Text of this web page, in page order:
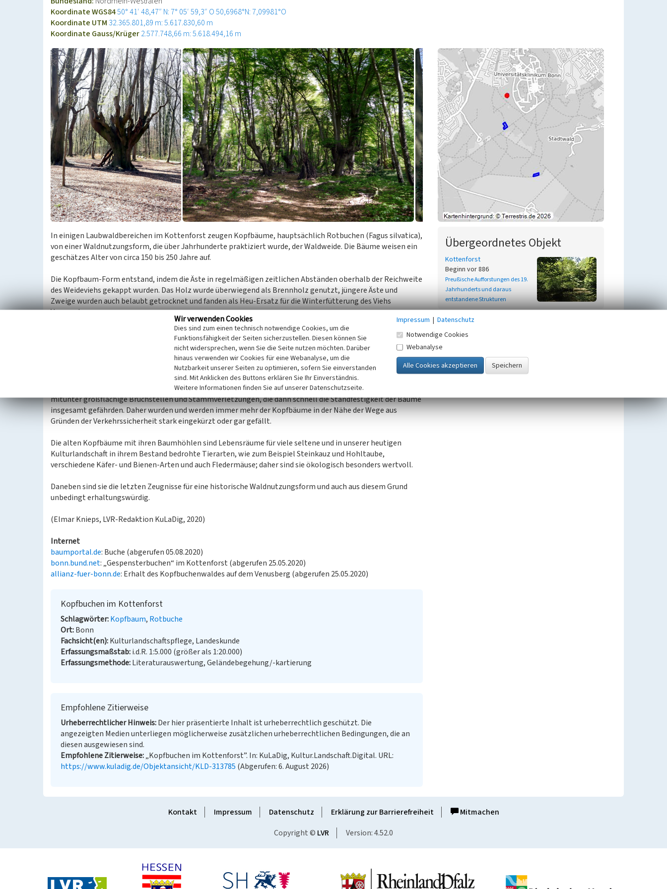
Koordinate WGS8450° 41′ 48,47″ N: 7° 05′ 59,3″ O50,6968°N: 7,09981°O
Koordinate UTM 32.365.801,89 m: 5.617.830,60 m
Koordinate Gauss/Krüger2.577.748,66 m: 5.618.494,16 m
In einigen Laubwaldbereichen im Kottenforst zeugen Kopfbäume, hauptsächlich Rotbuchen (Fagus silvatica),
von einer Waldnutzungsform, die über Jahrhunderte praktiziert wurde, der Waldweide. Die Bäume weisen ein
geschätzes Alter von circa 150 bis 250 Jahre auf.
Die Kopfbaum-Form entstand, indem die Äste in regelmäßigen zeitlichen Abständen oberhalb der Reichweite
des Weideviehs gekappt wurden. Das Holz wurde überwiegend als Brennholz genutzt, jüngere Äste und
Zweige wurden auch belaubt getrocknet und fanden als Heu-Ersatz für die Winterfütterung des Viehs
Verwendung.
Durch die Aufgabe der Waldweide und der Nutzung der Kopfbäume haben diese zum Teil Wuchsbilder
entwickelt, die eher baumuntypisch anmuten; hieraus leitet sich die volkstümliche Bezeichnung der oft sehr
imposanten Baumindividuen als „Gespensterbuchen“ ab.
Eine weitere, eher negative Folge der Nutzungsaufgabe ist das ungebremste Kronenwachstum, was
irgendwann für den Baum zu einem statischen Problem wird. Wenn die großen Äste brechen, entstehen
mitunter großflächige Bruchstellen und Stammverletzungen, die dann schnell die Standfestigkeit der Bäume
insgesamt gefährden. Daher wurden und werden immer mehr der Kopfbäume in der Nähe der Wege aus
Gründen der Verkehrssicherheit stark eingekürzt oder gar gefällt.
Die alten Kopfbäume mit ihren Baumhöhlen sind Lebensräume für viele seltene und in unserer heutigen
Kulturlandschaft in ihrem Bestand bedrohte Tierarten, wie zum Beispiel Steinkauz und Hohltaube,
verschiedene Käfer- und Bienen-Arten und auch Fledermäuse; daher sind sie ökologisch besonders wertvoll.
Daneben sind sie die letzten Zeugnisse für eine historische Waldnutzungsform und auch aus diesem Grund
unbedingt erhaltungswürdig.
(Elmar Knieps, LVR-Redaktion KuLaDig, 2020)
Internet
baumportal.de: Buche (abgerufen 05.08.2020)
bonn.bund.net: „Gespensterbuchen“ im Kottenforst (abgerufen 25.05.2020)
allianz-fuer-bonn.de: Erhalt des Kopfbuchenwaldes auf dem Venusberg (abgerufen 25.05.2020)
Kopfbuchen im Kottenforst
Schlagwörter Kopfbaum Rotbuche
Ort Bonn
Fachsicht(en) Kulturlandschaftspflege, Landeskunde
Erfassungsmaßstab i.d.R. 1:5.000 (größer als 1:20.000)
Erfassungsmethode Literaturauswertung, Geländebegehung/-kartierung
Empfohlene Zitierweise
Urheberrechtlicher Hinweis Der hier präsentierte Inhalt ist urheberrechtlich geschützt. Die
angezeigten Medien unterliegen möglicherweise zusätzlichen urheberrechtlichen Bedingungen, die an
diesen ausgewiesen sind.
Empfohlene Zitierweise „Kopfbuchen im Kottenforst”. In: KuLaDig, Kultur.Landschaft.Digital. URL:
https://www.kuladig.de/Objektansicht/KLD-313785 (Abgerufen: 6. August 2026)
Übergeordnetes Objekt
Kottenforst
Beginn vor 886
Preußische Aufforstungen des 19.
Jahrhunderts und daraus
entstandene Strukturen
Kontakt Impressum Datenschutz Erklärung zur Barrierefreiheit
Mitmachen
Copyright © LVR Version: 4.52.0
Wir verwenden Cookies
Dies sind zum einen technisch notwendige Cookies, um die
Funktionsfähigkeit der Seiten sicherzustellen. Diesen können Sie
nicht widersprechen, wenn Sie die Seite nutzen möchten. Darüber
hinaus verwenden wir Cookies für eine Webanalyse, um die
Nutzbarkeit unserer Seiten zu optimieren, sofern Sie einverstanden
sind. Mit Anklicken des Buttons erklären Sie Ihr Einverständnis.
Weitere Informationen finden Sie auf unserer Datenschutzseite.
Impressum | Datenschutz
Notwendige Cookies
Webanalyse